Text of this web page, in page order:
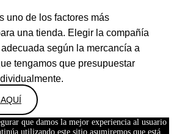
uno de los factores más
una tienda. Elegir la compañía
según la mercancía a
tengamos que presupuestar
que damos la mejor experiencia al usuario
utilizando este sitio asumiremos que está